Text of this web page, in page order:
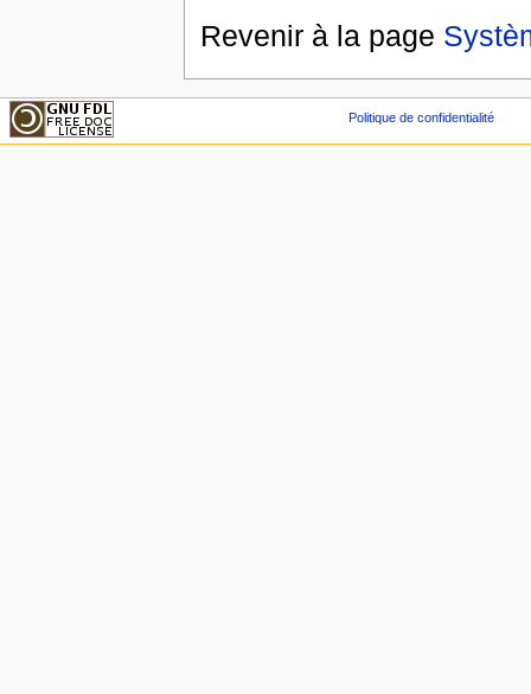
Revenir à la page
Politique de confidentialité